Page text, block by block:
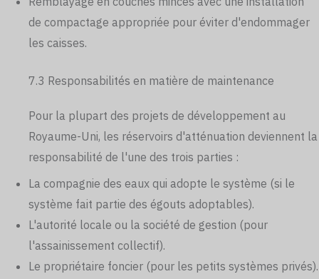
de compactage appropriée pour éviter d'endommager
les caisses.
7.3 Responsabilités en matière de maintenance
Pour la plupart des projets de développement au
Royaume-Uni, les réservoirs d'atténuation deviennent la
responsabilité de l'une des trois parties :
La compagnie des eaux qui adopte le système (si le
système fait partie des égouts adoptables).
L'autorité locale ou la société de gestion (pour
l'assainissement collectif).
Le propriétaire foncier (pour les petits systèmes privés).